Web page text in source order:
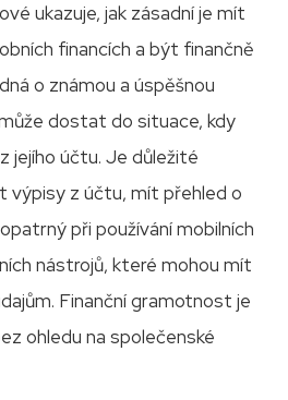
ukazuje, jak zásadní je mít
financích a být finančně
o známou a úspěšnou
dostat do situace, kdy
jejího účtu. Je důležité
výpisy z účtu, mít přehled o
při používání mobilních
nástrojů, které mohou mít
Finanční gramotnost je
ohledu na společenské